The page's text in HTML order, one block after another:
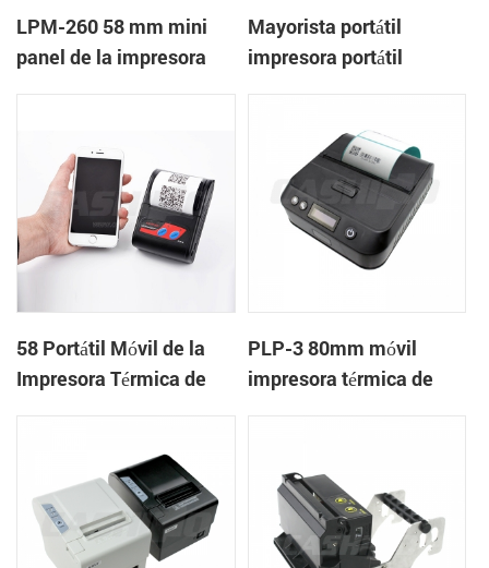
LPM-260 58 mm mini
panel de la impresora
efectivo
Mayorista portátil
impresora portátil
58 Portátil Móvil de la
Impresora Térmica de
PLP-3 80mm móvil
impresora térmica de